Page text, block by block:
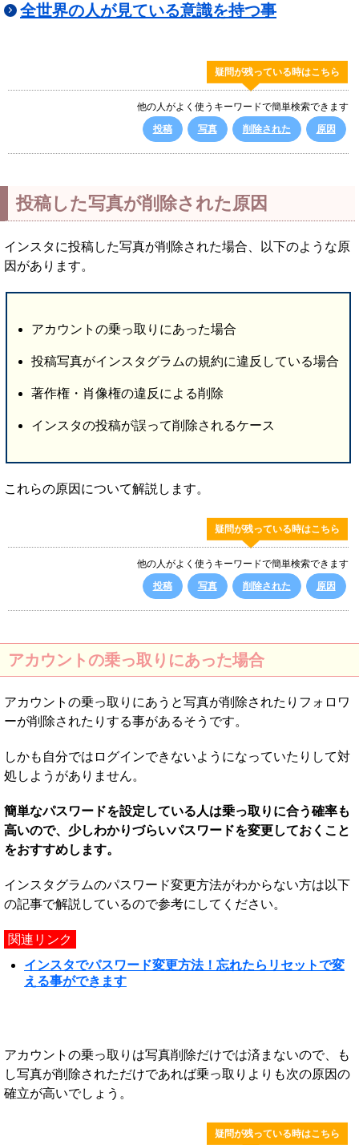
全世界の人が見ている意識を持つ事
疑問が残っている時はこちら
他の人がよく使うキーワードで簡単検索できます
投稿
写真 削除された 原因
投稿した写真が削除された原因
インスタに投稿した写真が削除された場合、以下のような原
因があります。
アカウントの乗っ取りにあった場合
投稿写真がインスタグラムの規約に違反している場合
著作権・肖像権の違反による削除
インスタの投稿が誤って削除されるケース
これらの原因について解説します。
疑問が残っている時はこちら
他の人がよく使うキーワードで簡単検索できます
投稿
写真 削除された 原因
アカウントの乗っ取りにあった場合
アカウントの乗っ取りにあうと写真が削除されたりフォロワ
ーが削除されたりする事があるそうです。
しかも自分ではログインできないようになっていたりして対
処しようがありません。
簡単なパスワードを設定している人は乗っ取りに合う確率も
高いので、少しわかりづらいパスワードを変更しておくこと
をおすすめします。
インスタグラムのパスワード変更方法がわからない方は以下
の記事で解説しているので参考にしてください。
関連リンク
インスタでパスワード変更方法！忘れたらリセットで変
える事ができます
アカウントの乗っ取りは写真削除だけでは済まないので、も
し写真が削除されただけであれば乗っ取りよりも次の原因の
確立が高いでしょう。
疑問が残っている時はこちら